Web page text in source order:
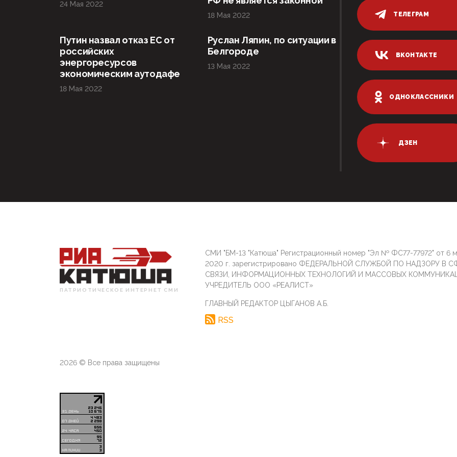
24 Мая 2022
18 Мая 2022
Путин назвал отказ ЕС от
российских
энергоресурсов
экономическим аутодафе
18 Мая 2022
Руслан Ляпин, по ситуации в
Белгороде
13 Мая 2022
ТЕЛЕГРАМ
ВКОНТАКТЕ
ОДНОКЛАССНИКИ
ДЗЕН
ПАТРИОТИЧЕСКОЕ ИНТЕРНЕТ СМИ
СМИ "БМ-13 "Катюша" Регистрационный номер "Эл № ФС77-77972" от 6
2020 г. зарегистрировано ФЕДЕРАЛЬНОЙ СЛУЖБОЙ ПО НАДЗОРУ В
СВЯЗИ, ИНФОРМАЦИОННЫХ ТЕХНОЛОГИЙ И МАССОВЫХ
УЧРЕДИТЕЛЬ ООО «РЕАЛИСТ»
ГЛАВНЫЙ РЕДАКТОР ЦЫГАНОВ А.Б.
RSS
2026 © Все права защищены